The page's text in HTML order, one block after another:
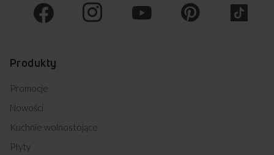
Produkty
Promocje
Nowości
Kuchnie wolnostojące
Płyty